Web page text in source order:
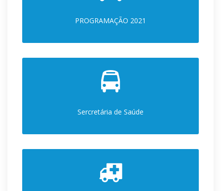
PROGRAMAÇÃO 2021
Sercretária de Saúde